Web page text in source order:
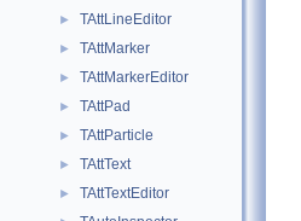
► TAttLineEditor
► TAttMarker
► TAttMarkerEditor
► TAttPad
► TAttParticle
► TAttText
► TAttTextEditor